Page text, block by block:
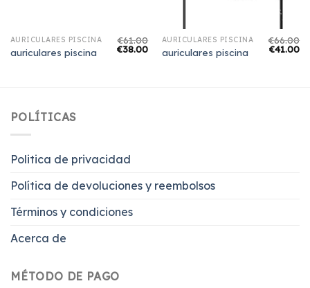
AURICULARES PISCINA
auriculares piscina
€61.00
€38.00
AURICULARES PISCINA
auriculares piscina
€66.00
€41.00
POLÍTICAS
Politica de privacidad
Política de devoluciones y reembolsos
Términos y condiciones
Acerca de
MÉTODO DE PAGO